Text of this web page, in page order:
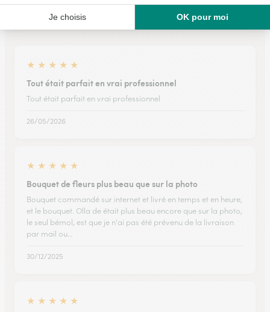
★ ★ ★ ★ ★
Tout était parfait en vrai professionnel
Tout était parfait en vrai professionnel
26/05/2026
★ ★ ★ ★ ★
Bouquet de fleurs plus beau que sur la photo
Bouquet commandé sur internet et livré en temps et en heure,
et le bouquet. Olla de était plus beau encore que sur la photo,
le seul bémol, est que je n'ai pas été prévenu de la livraison
par mail ou…
30/12/2025
★ ★ ★ ★ ★